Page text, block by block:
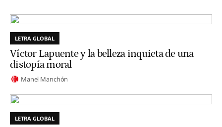
LETRA GLOBAL
Víctor Lapuente y la belleza inquieta de una
distopía moral
Manel Manchón
LETRA GLOBAL